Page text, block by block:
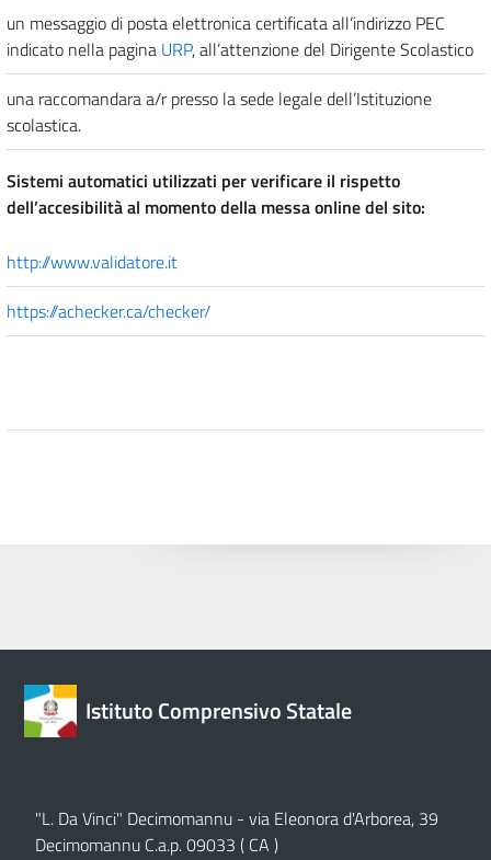
un messaggio di posta elettronica certificata all’indirizzo PEC
indicato nella pagina URP, all’attenzione del Dirigente Scolastico
una raccomandara a/r presso la sede legale dell’Istituzione
scolastica.
Sistemi automatici utilizzati per verificare il rispetto
dell’accesibilità al momento della messa online del sito:
http://www.validatore.it
https://achecker.ca/checker/
Istituto Comprensivo Statale
"L. Da Vinci" Decimomannu - via Eleonora d'Arborea, 39
Decimomannu C.a.p. 09033 ( CA )